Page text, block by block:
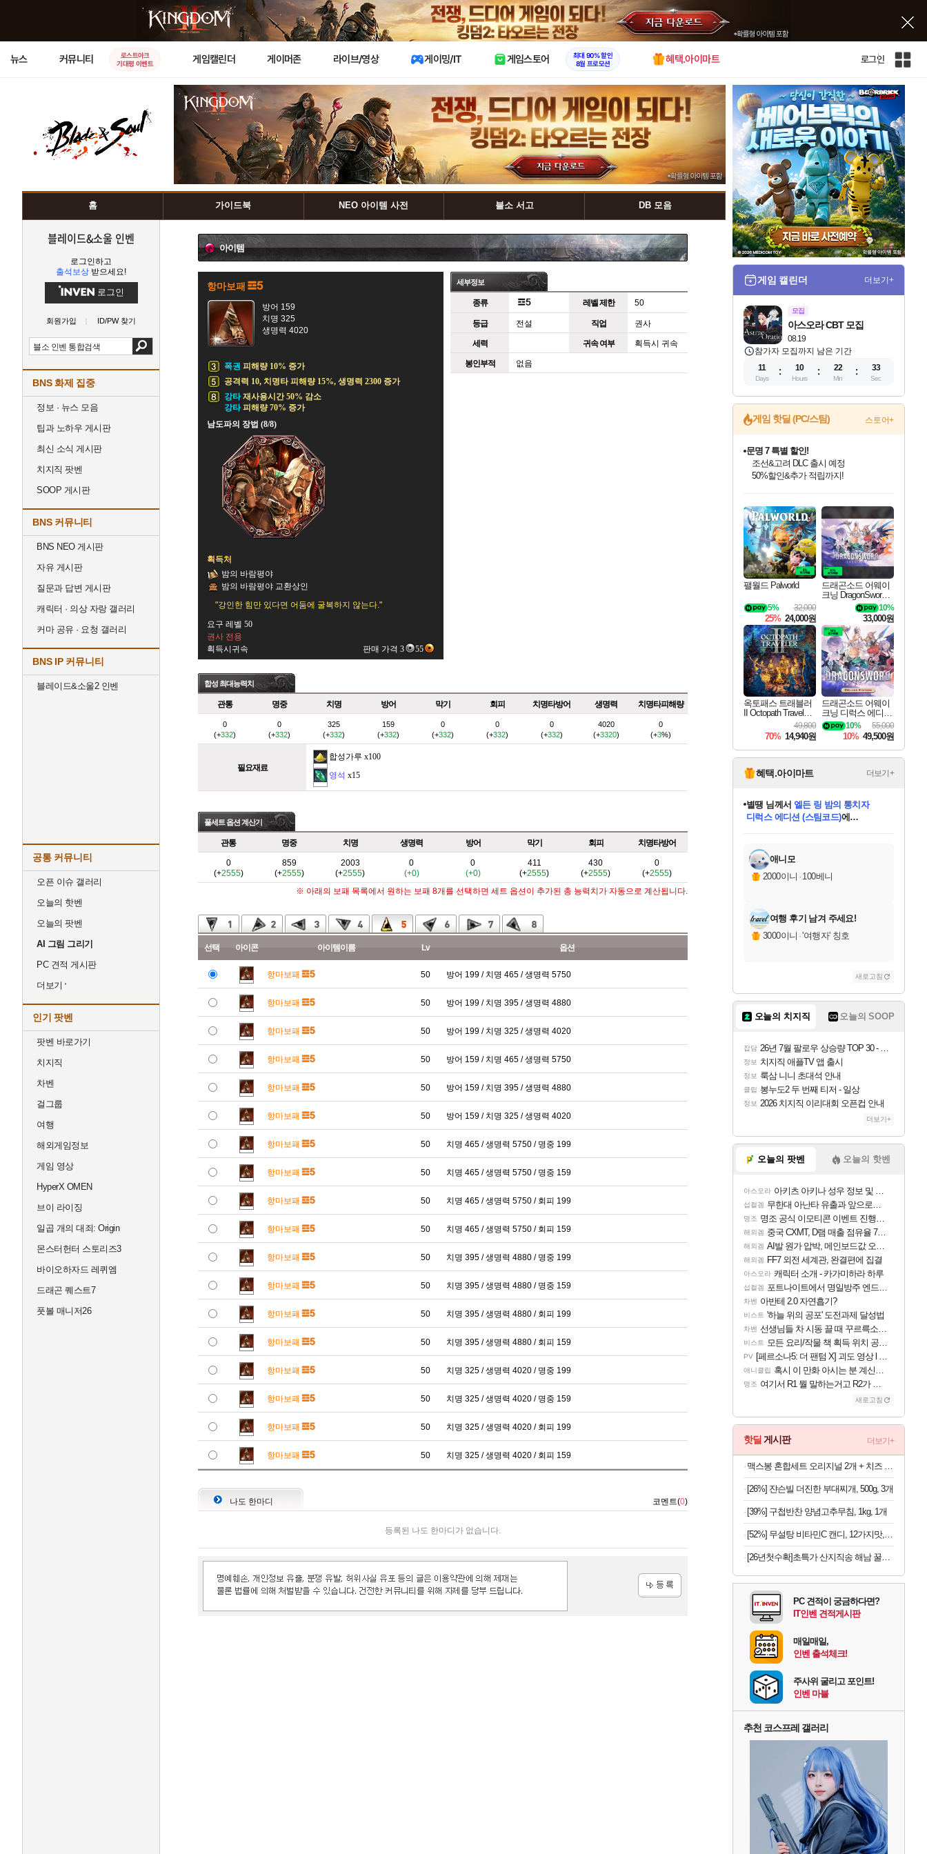
X
뉴스 커뮤니티
로스트아크
기대평 이벤트
게임캘린더 게이머존 라이브/영상 게이밍/IT 게임스토어
최대 90% 할인
8월 프로모션
혜택.아이마트 로그인
인
사
이
트
맵
홈 가이드북 NEO 아이템 사전 블소 서고 DB 모음
블레이드&소울 인벤
로그인하고
출석보상 받으세요!
로그인
회원가입 ID/PW 찾기
BNS 화제 집중
정보 · 뉴스 모음
팁과 노하우 게시판
최신 소식 게시판
치지직 팟벤
SOOP 게시판
BNS 커뮤니티
BNS NEO 게시판
자유 게시판
질문과 답변 게시판
캐릭터 · 의상 자랑 갤러리
커마 공유 · 요청 갤러리
BNS IP 커뮤니티
블레이드&소울2 인벤
공통 커뮤니티
오픈 이슈 갤러리
오늘의 핫벤
오늘의 팟벤
AI 그림 그리기
PC 견적 게시판
더보기
인기 팟벤
팟벤 바로가기
치지직
차벤
걸그룹
여행
해외게임정보
게임 영상
HyperX OMEN
브이 라이징
일곱 개의 대죄: Origin
몬스터헌터 스토리즈3
바이오하자드 레퀴엠
드래곤 퀘스트7
풋볼 매니저26
아이템
항마보패
방어 159
치명 325
생명력 4020
폭권 피해량 10% 증가
공격력 10, 치명타 피해량 15%, 생명력 2300 증가
강타재사용시간 50% 감소
강타피해량 70% 증가
남도파의 장법 (8/8)
획득처
밤의 바람평야
밤의 바람평야 교환상인
"강인한 힘만 있다면 어둠에 굴복하지 않는다."
요구 레벨 50
권사 전용
획득시귀속
판매 가격 3 55
세부정보
종류 레벨 제한 50
등급 전설 직업 권사
세력 귀속 여부 획득시 귀속
봉인부적 없음
합성 최대능력치
관통 명중 치명 방어 막기 회피 치명타방어 생명력 치명타피해량
0
(+332)
0
(+332)
325
(+332)
159
(+332)
0
(+332)
0
(+332)
0
(+332)
4020
(+3320)
0
(+3%)
필요재료
합성가루 x100
영석 x15
풀세트 옵션 계산기
관통 명중 치명 생명력 방어 막기 회피 치명타방어
0
(+2555)
859
(+2555)
2003
(+2555)
0
(+0)
0
(+0)
411
(+2555)
430
(+2555)
0
(+2555)
※ 아래의 보패 목록에서 원하는 보패 8개를 선택하면 세트 옵션이 추가된 총 능력치가 자동으로 계산됩니다.
선택 아이콘 아이템이름 Lv 옵션
항마보패 50 방어 199 / 치명 465 / 생명력 5750
항마보패 50 방어 199 / 치명 395 / 생명력 4880
항마보패 50 방어 199 / 치명 325 / 생명력 4020
항마보패 50 방어 159 / 치명 465 / 생명력 5750
항마보패 50 방어 159 / 치명 395 / 생명력 4880
항마보패 50 방어 159 / 치명 325 / 생명력 4020
항마보패 50 치명 465 / 생명력 5750 / 명중 199
항마보패 50 치명 465 / 생명력 5750 / 명중 159
항마보패 50 치명 465 / 생명력 5750 / 회피 199
항마보패 50 치명 465 / 생명력 5750 / 회피 159
항마보패 50 치명 395 / 생명력 4880 / 명중 199
항마보패 50 치명 395 / 생명력 4880 / 명중 159
항마보패 50 치명 395 / 생명력 4880 / 회피 199
항마보패 50 치명 395 / 생명력 4880 / 회피 159
항마보패 50 치명 325 / 생명력 4020 / 명중 199
항마보패 50 치명 325 / 생명력 4020 / 명중 159
항마보패 50 치명 325 / 생명력 4020 / 회피 199
항마보패 50 치명 325 / 생명력 4020 / 회피 159
나도 한마디 코멘트(0)
등록된 나도 한마디가 없습니다.
게임 캘린더 더보기+
모집
08.19
아스오라 CBT 모집
참가자 모집까지 남은 기간
11
Days
10
Hours
22
Min
32
Sec
게임 핫딜 (PC/스팀) 스토어+
최대 90% 할인가를 만나보세요!
네이버혜택과 함께 만나보세요!
문명 7 특별 할인!
조선&고려 DLC 출시 예정
50%할인&추가 적립까지!
마블 투혼 파이팅 소울즈 정식출시!
마블 히어로 총 출동&화려한 격투!
이니&베니 혜택까지!
네이버 혜택가와 함께 예약하세요!
할인&네이버혜택으로 만나보세요!
네이버페이 혜택과 만나보세요!
40주년 프로모션으로 만나보세요!
할인가에 만나보세요!
일부 에디션 상시 할인!
혜택으로 예약 판매 중
편안하게 충전하세요
팰월드 Palworld
32,000
5%
25% 24,000원
드래곤소드 어웨이
크닝 DragonSword A
10%
33,000원
옥토패스 트래블러
II Octopath Traveler I
49,800
70% 14,940원
드래곤소드 어웨이
크닝 디럭스 에디션
DragonSword Awake
ning Deluxe Edition
55,000
10%
10% 49,500원
혜택.아이마트 더보기+
교환.
당첨되셨습니다.
니코 님께서 (본편포함) 데이브 더
다이버 인 더 정글 번들 (스팀코드)
당첨되셨습니다.
당첨되셨습니다.
당첨되셨습니다.
당첨되셨습니다.
당첨되셨습니다.
에디션 (스팀코드)
당첨되셨습니다.
애니모
2000이니 · 100베니
여행 후기 남겨 주세요!
3000이니 ·'여행자' 칭호
새로고침
오늘의 치지직 오늘의 SOOP
잡담 26년 7월 팔로우 상승량 TOP 30 - 월간 치지직
정보 치지직 애플TV 앱 출시
정보 룩삼 니니 초대석 안내
클립 봉누도2 두 번째 티저 - 일상
정보 2026 치지직 이리대회 오픈컵 안내
더보기+
오늘의 팟벤 오늘의 핫벤
아스오라 아키츠 아키나 성우 정보 및 주요 필모
섭컬겜 무한대 아난타 유출과 앞으로의 예상 (루머)
명조 명조 공식 이모티콘 이벤트 진행해봤습니다! 참여부터 추첨까지????
해외겜 중국 CXMT, D램 매출 점유율 7%…글로벌 4위로 부상
해외겜 AI발 원가 압박, 메인보드값 오르나
해외겜 FF7 외전 세계관, 완결편에 집결
아스오라 캐릭터 소개 - 카가미하라 하루
섭컬겜 포트나이트에서 명일방주 엔드필드 [펠리카] 판매 예정
차벤 아반테 2.0 자연흡기?
비스트 '하늘 위의 공포' 도전과제 달성법
차벤 선생님들 차 시동 끌 때 꾸르륵소리나는데
비스트 모든 요리/작물 책 획득 위치 공략 (36개) - 미식가 도전과제
PV [페르소나5: 더 팬텀 X] 괴도 영상 l 타카마키 안·댄싱 스타
애니클립 혹시 이 만화 아시는 분 계신가요
명조 여기서 R1 뭘 말하는거고 R2가 뭘말하는걸까요?
새로고침
핫딜 게시판 더보기+
맥스봉 혼합세트 오리지널 2개 + 치즈 2개 (1개당 5,725원)
[26%] 쟌슨빌 더진한 부대찌개, 500g, 3개
[39%] 구첩반찬 양념고추무침, 1kg, 1개
[52%] 무설탕 비타민C 캔디, 12가지맛, 1kg, 1개
[26년첫수확]초특가 산지직송 해남 꿀고구마, 3kg
PC 견적이 궁금하다면?
IT인벤 견적게시판
매일매일,
인벤 출석체크!
주사위 굴리고 포인트!
인벤 마블
추천 코스프레 갤러리